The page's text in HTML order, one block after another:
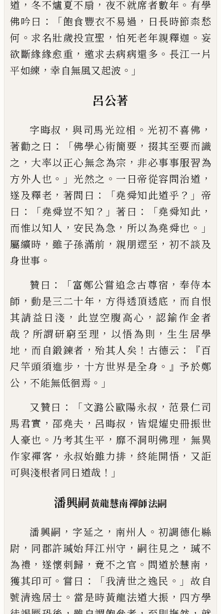
道 ， 冬不爐夏不扇 ， 夜不就席者數年 。 有學
佛吟曰 ：「飽食豐衣不易過 ， 日長時節柰愁
何 。 求名壯歲投宣聖 ， 怕死老年親釋迦 。 妄
欲斷緣緣愈重 ， 邀求去病病還多 。 長江一片
平如練 ， 幸自無風又起波 。」
呂公著
字晦叔 ， 與司馬光竝相 。 光初不喜佛 ，
著勸之 曰 ：「佛學心術簡要 ， 掇其至要而識
之 ， 大率以正心無念為宗 ， 非必事事服習為
方外人也 。」 光然之 。 一日帝從容問治道 ，
遂及釋老 ， 著問曰 ：「堯舜知此道乎 ？」 帝
曰 ： 「堯舜豈不知 ？」著曰 ：「堯舜知此 ，
而惟以知人 ， 安民為急 ， 所以為堯舜也 。」
屬纊時 ，雖子孫滿前 ，親朋遝至 ， 初不談及
身世事 。
贊曰 ：「富鄭公嘗追念古尊宿 ，奉侍本
師 ，動是三二十年 ， 方得透頂透底 ， 而自恨
其請益日淺 ， 此豈空腹高心 ，認鍮作金者
哉 ？ 所謂研窮至理 ， 以悟為則 ，生生居學
地 ， 而自鍛鍊者 ，殆其人矣 ！ 古德云 ：『百
尺竿頭須進步 ， 十方世界是全身 。』予於鄭
公 ， 不能無低徊焉 。」
又贊曰 ：「文潞公歐陽永叔 ，范景仁司
馬君實 ， 邵堯夫 ， 呂晦叔 ， 皆焜燿史冊振世
人豪也 。 乃考其生平 ， 靡不洞明佛理 ， 無異
作家禪客 ， 永叔始雖力排 ， 終能開悟 ， 又詎
可與淺根者同日道哉 ！」
潘興嗣黃龍慧南禪師法嗣
潘興嗣 ， 字延之 ， 南州人 。 初調德化縣
尉 ， 同郡許瑊始拜江州守 ， 嗣往見之 ，瑊不
為禮 ， 遂懷刺歸 ， 竟不之官 。 問道於慧南 ，
獲其印可 。 嘗曰 ：「我清世之逸民 。」故自
號清逸居士 。 當是時黃龍法道大振 ， 四方學